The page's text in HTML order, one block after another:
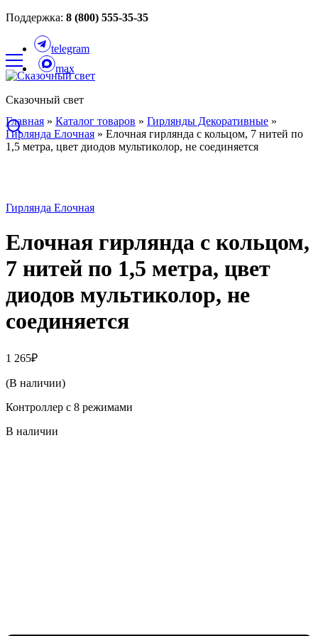
Поддержка: 8 (800) 555-35-35
telegram
max
Сказочный свет
Главная » Каталог товаров » Гирлянды Декоративные »
Гирлянда Елочная » Елочная гирлянда с кольцом, 7 нитей по
1,5 метра, цвет диодов мультиколор, не соединяется
Гирлянда Елочная
Елочная гирлянда с кольцом,
7 нитей по 1,5 метра, цвет
диодов мультиколор, не
соединяется
1 265₽
(В наличии)
Контроллер с 8 режимами
В наличии